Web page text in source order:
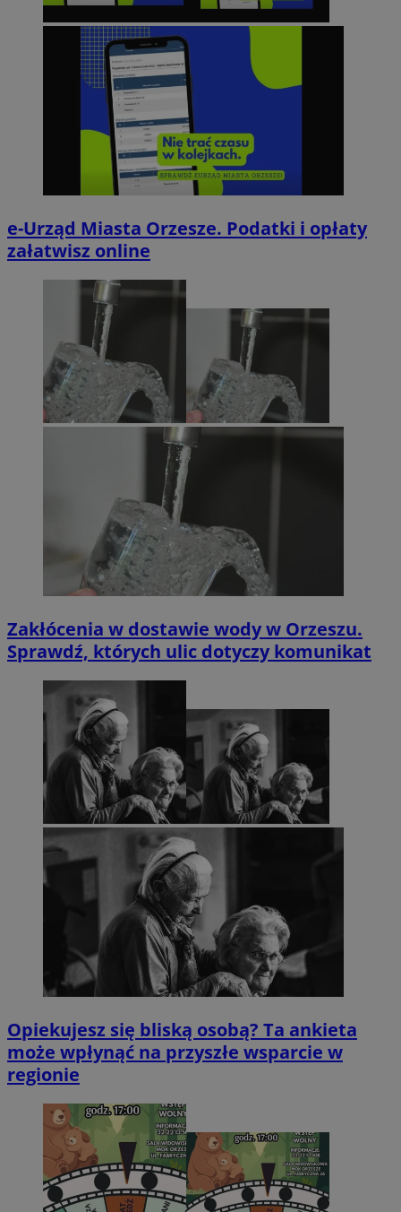
e-Urząd Miasta Orzesze. Podatki i opłaty
załatwisz online
Zakłócenia w dostawie wody w Orzeszu.
Sprawdź, których ulic dotyczy komunikat
Opiekujesz się bliską osobą? Ta ankieta
może wpłynąć na przyszłe wsparcie w
regionie